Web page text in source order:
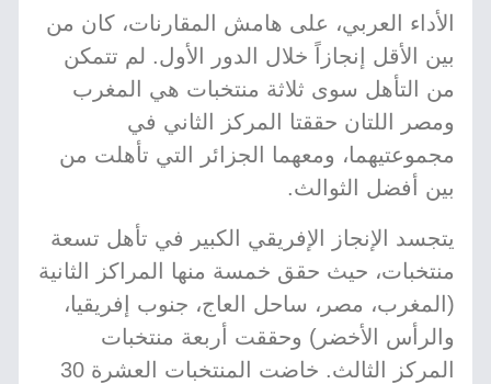
الأداء العربي، على هامش المقارنات، كان من
بين الأقل إنجازاً خلال الدور الأول. لم تتمكن
من التأهل سوى ثلاثة منتخبات هي المغرب
ومصر اللتان حققتا المركز الثاني في
مجموعتيهما، ومعهما الجزائر التي تأهلت من
بين أفضل الثوالث.
يتجسد الإنجاز الإفريقي الكبير في تأهل تسعة
منتخبات، حيث حقق خمسة منها المراكز الثانية
(المغرب، مصر، ساحل العاج، جنوب إفريقيا،
والرأس الأخضر) وحققت أربعة منتخبات
المركز الثالث. خاضت المنتخبات العشرة 30